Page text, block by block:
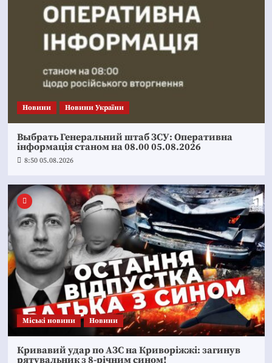
Новини Новини України
Выбрать Генеральний штаб ЗСУ: Оперативна
інформація станом на 08.00 05.08.2026
8:50 05.08.2026
Mіські новини Новини
Кривавий удар по АЗС на Криворіжжі: загинув
рятувальник з 8-річним сином!